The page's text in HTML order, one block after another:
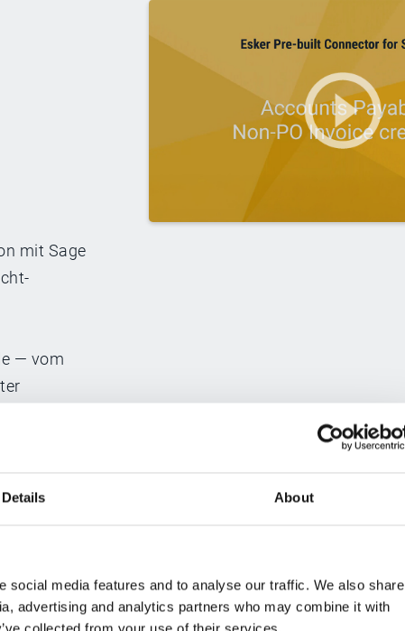
Details About
media features and to analyse our traffic. We also share
advertising and analytics partners who may combine it with
mit Sage
— vom
erste